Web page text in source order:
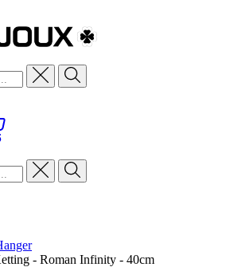
- Roman Infinity - 40cm